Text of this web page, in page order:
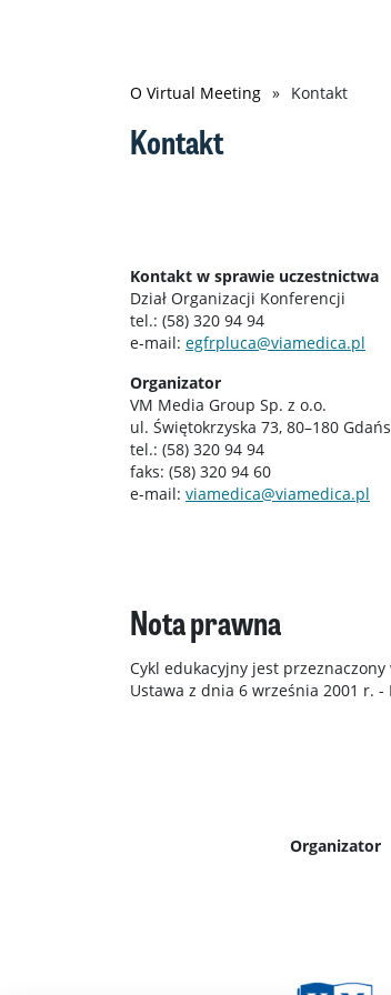
Ścieżka
nawigacyjna
O Virtual Meeting Kontakt
Kontakt
Kontakt w sprawie uczestnictwa
Dział Organizacji Konferencji
tel.: (58) 320 94 94
e-mail: egfrpluca@viamedica.pl
Organizator
VM Media Group Sp. z o.o.
ul. Świętokrzyska 73, 80–180
tel.: (58) 320 94 94
faks: (58) 320 94 60
e-mail: viamedica@viamedica.pl
Nota prawna
Cykl edukacyjny jest
Ustawa z dnia 6 września 2001 r. -
Organizator